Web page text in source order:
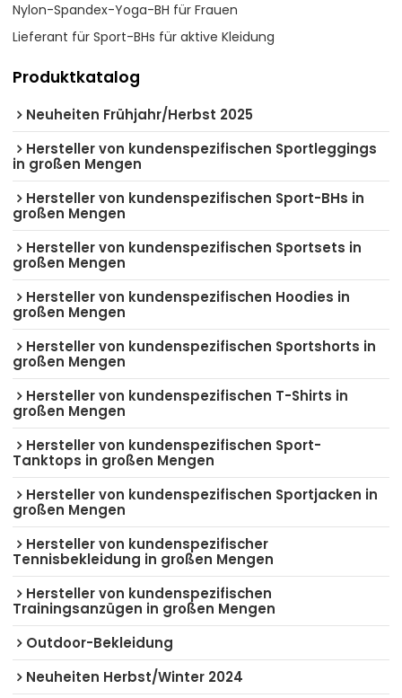
Nylon-Spandex-Yoga-BH für Frauen
Lieferant für Sport-BHs für aktive Kleidung
Produktkatalog
Neuheiten Frühjahr/Herbst 2025
Hersteller von kundenspezifischen Sportleggings
in großen Mengen
Hersteller von kundenspezifischen Sport-BHs in
großen Mengen
Hersteller von kundenspezifischen Sportsets in
großen Mengen
Hersteller von kundenspezifischen Hoodies in
großen Mengen
Hersteller von kundenspezifischen Sportshorts in
großen Mengen
Hersteller von kundenspezifischen T-Shirts in
großen Mengen
Hersteller von kundenspezifischen Sport-
Tanktops in großen Mengen
Hersteller von kundenspezifischen Sportjacken in
großen Mengen
Hersteller von kundenspezifischer
Tennisbekleidung in großen Mengen
Hersteller von kundenspezifischen
Trainingsanzügen in großen Mengen
Outdoor-Bekleidung
Neuheiten Herbst/Winter 2024